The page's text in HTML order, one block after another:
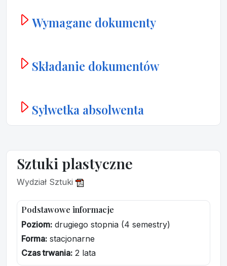
Wymagane dokumenty
Składanie dokumentów
Sylwetka absolwenta
Sztuki plastyczne
Wydział Sztuki
Podstawowe informacje
Poziom: drugiego stopnia (4 semestry)
Forma: stacjonarne
Czas trwania: 2 lata